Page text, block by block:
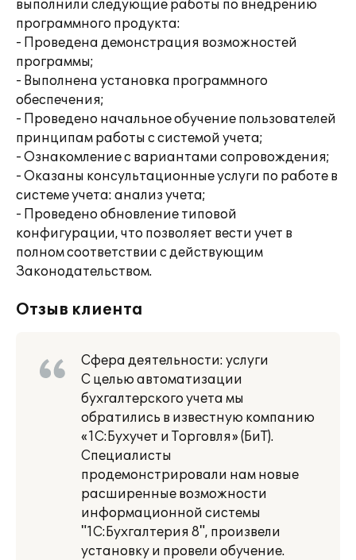
выполнили следующие работы по внедрению
программного продукта:
- Проведена демонстрация возможностей
программы;
- Выполнена установка программного
обеспечения;
- Проведено начальное обучение пользователей
принципам работы с системой учета;
- Ознакомление с вариантами сопровождения;
- Оказаны консультационные услуги по работе в
системе учета: анализ учета;
- Проведено обновление типовой
конфигурации, что позволяет вести учет в
полном соответствии с действующим
Законодательством.
Отзыв клиента
Сфера деятельности: услуги
С целью автоматизации
бухгалтерского учета мы
обратились в известную компанию
«1С:Бухучет и Торговля» (БиТ).
Специалисты
продемонстрировали нам новые
расширенные возможности
информационной системы
"1С:Бухгалтерия 8", произвели
установку и провели обучение.